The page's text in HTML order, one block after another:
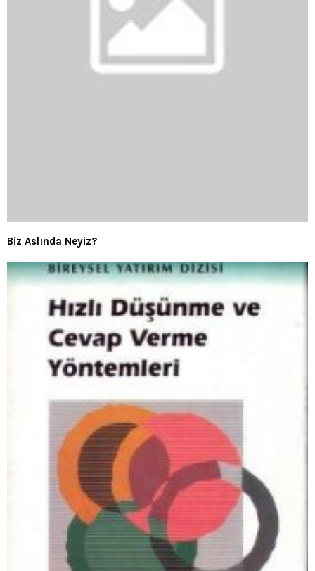
Biz Aslında Neyiz?